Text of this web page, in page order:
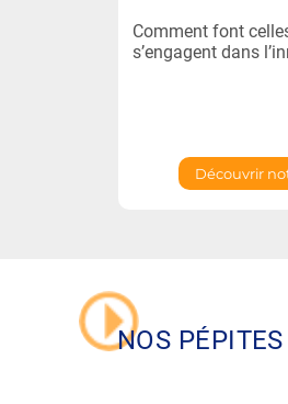
Comment font
s’engagent dans
Découvrir
NOS